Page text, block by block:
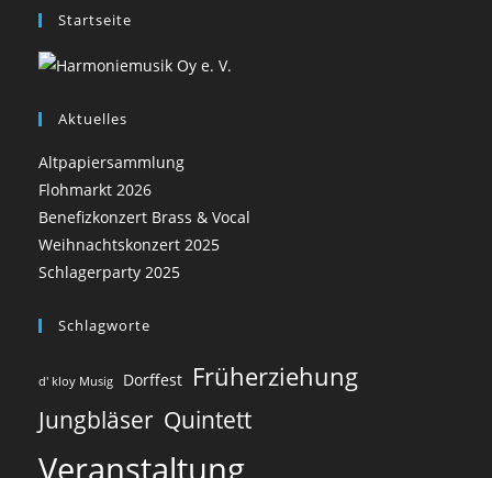
Startseite
Aktuelles
Altpapiersammlung
Flohmarkt 2026
Benefizkonzert Brass & Vocal
Weihnachtskonzert 2025
Schlagerparty 2025
Schlagworte
d' kloy Musig Dorffest Früherziehung
Jungbläser Quintett
Veranstaltung